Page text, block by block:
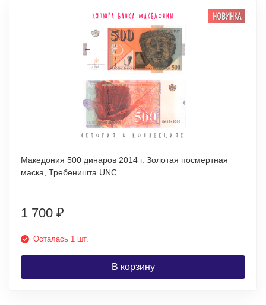
НОВИНКА
Македония 500 динаров 2014 г. Золотая посмертная
маска, Требеништа UNC
1 700 ₽
Осталась 1 шт.
В корзину